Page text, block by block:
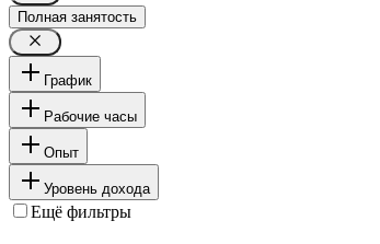
Полная занятость
График
Рабочие часы
Опыт
Уровень дохода
Ещё фильтры